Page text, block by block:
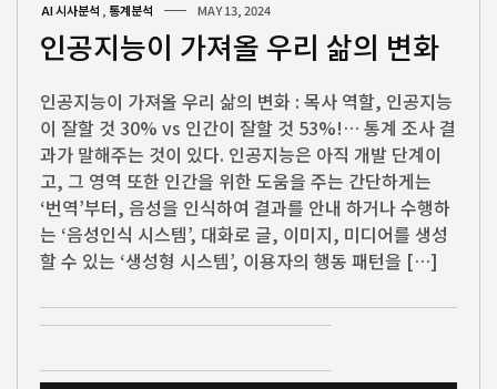
AI 시사분석 통계분석 MAY 13, 2024
인공지능이 가져올 우리 삶의 변화
인공지능이 가져올 우리 삶의 변화 : 목사 역할, 인공지능
이 잘할 것 30% vs 인간이 잘할 것 53%!… 통계 조사 결
과가 말해주는 것이 있다. 인공지능은 아직 개발 단계이
고, 그 영역 또한 인간을 위한 도움을 주는 간단하게는
‘번역’부터, 음성을 인식하여 결과를 안내 하거나 수행하
는 ‘음성인식 시스템’, 대화로 글, 이미지, 미디어를 생성
할 수 있는 ‘생성형 시스템’, 이용자의 행동 패턴을 […]